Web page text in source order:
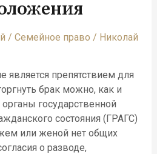
/ Семейное право / Николай
является препятствием для
брак можно, как и
государственной
состояния (ГРАГС)
или женой нет общих
о разводе,